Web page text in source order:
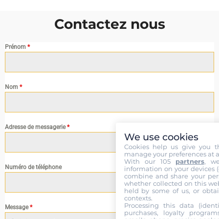
Contactez nous
Prénom *
Nom *
Adresse de messagerie*
Numéro de téléphone
Message*
We use cookies
Cookies help us give you
manage your preferences at
With our 105 partners,
information on your devices
combine and share your
whether collected on this
held by some of us, or
contexts.
Processing this data
purchases, loyalty